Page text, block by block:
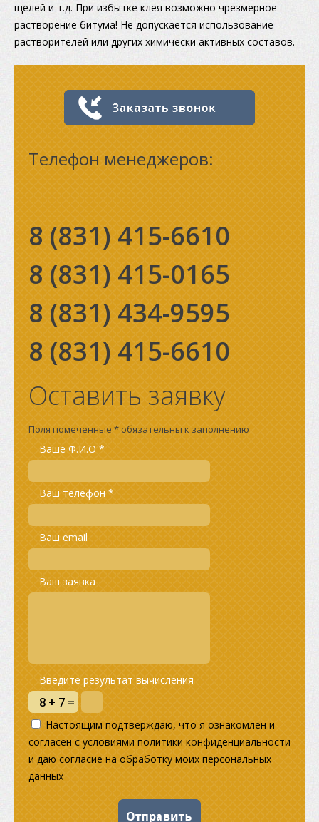
щелей и т.д. При избытке клея возможно чрезмерное
растворение битума! Не допускается использование
растворителей или других химически активных составов.
Телефон менеджеров:
8 (831) 415-6610
8 (831) 415-0165
8 (831) 434-9595
8 (831) 415-6610
Оставить заявку
Поля помеченные * обязательны к заполнению
Ваше Ф.И.О *
Ваш телефон *
Ваш email
Ваш заявка
Введите результат вычисления
Настоящим подтверждаю, что я ознакомлен и
согласен с условиями политики конфиденциальности
и даю согласие на обработку моих персональных
данных